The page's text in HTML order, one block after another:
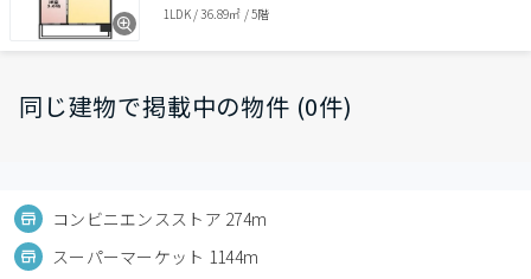
1LDK/36.89㎡ /5階
同じ建物で掲載中の物件 (0件)
コンビニエンスストア 274m
スーパーマーケット 1144m